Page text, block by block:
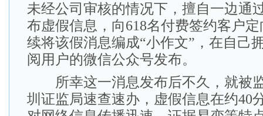
未经公司审核的情况下，擅自一边通
布虚假信息，向618名付费签约客户
续将该假消息编成“小作文”，在自己
阅用户的微信公众号发布。
所幸这一消息发布后不久，就被
圳证监局速查速办，虚假信息在约40